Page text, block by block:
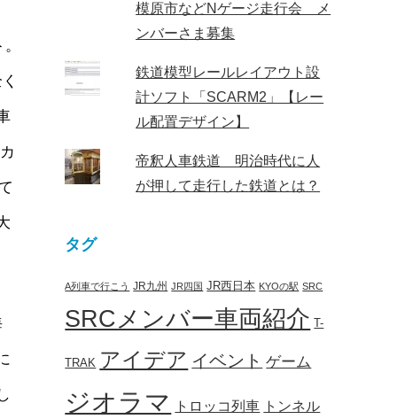
模原市などNゲージ走行会 メ
ンバーさま募集
鉄道模型レールレイアウト設
計ソフト「SCARM2」【レー
ル配置デザイン】
帝釈人車鉄道 明治時代に人
が押して走行した鉄道とは？
タグ
A列車で行こう JR九州 JR四国 JR西日本 KYOの駅 SRC
SRCメンバー車両紹介 T-
TRAK アイデア イベント ゲーム
ジオラマ トロッコ列車 トンネル